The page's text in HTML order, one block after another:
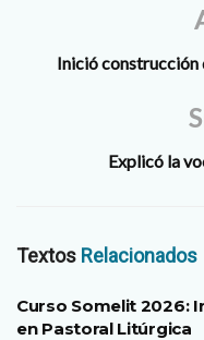
Inició construcción
Explicó la
Textos Relacionados
Curso Somelit 2026:
en Pastoral Litúrgica